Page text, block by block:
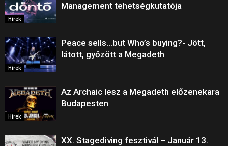
Hírek
Management tehetségkutatója
Hírek
Peace sells…but Who’s buying?- Jött,
látott, győzött a Megadeth
Hírek
Az Archaic lesz a Megadeth előzenekara
Budapesten
XX. Stagediving fesztivál – Január 13.